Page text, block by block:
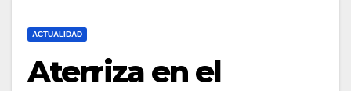
ACTUALIDAD
Aterriza en el